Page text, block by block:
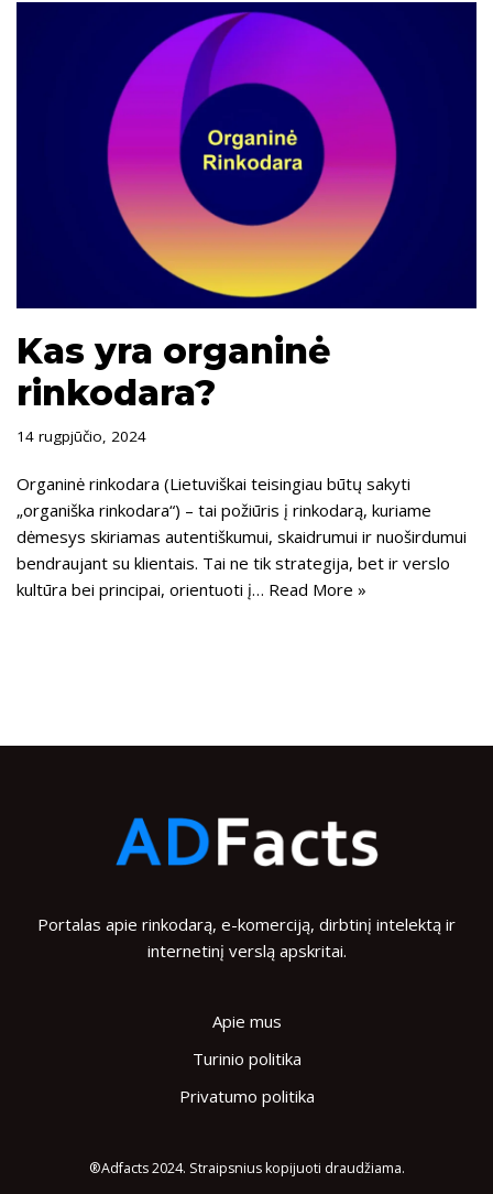
Kas yra organinė
rinkodara?
14 rugpjūčio, 2024
Organinė rinkodara (Lietuviškai teisingiau būtų sakyti
„organiška rinkodara“) – tai požiūris į rinkodarą, kuriame
dėmesys skiriamas autentiškumui, skaidrumui ir nuoširdumui
bendraujant su klientais. Tai ne tik strategija, bet ir verslo
kultūra bei principai, orientuoti į… Read More »
Portalas apie rinkodarą, e-komerciją, dirbtinį intelektą ir
internetinį verslą apskritai.
Apie mus
Turinio politika
Privatumo politika
®Adfacts 2024. Straipsnius kopijuoti draudžiama.